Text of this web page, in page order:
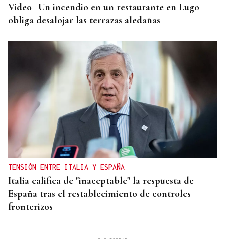
Video | Un incendio en un restaurante en Lugo
obliga desalojar las terrazas aledañas
TENSIÓN ENTRE ITALIA Y ESPAÑA
Italia califica de "inaceptable" la respuesta de
España tras el restablecimiento de controles
fronterizos